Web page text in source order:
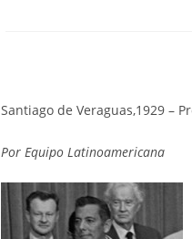
Santiago de Veraguas,1929 –
Por Equipo Latinoamericana